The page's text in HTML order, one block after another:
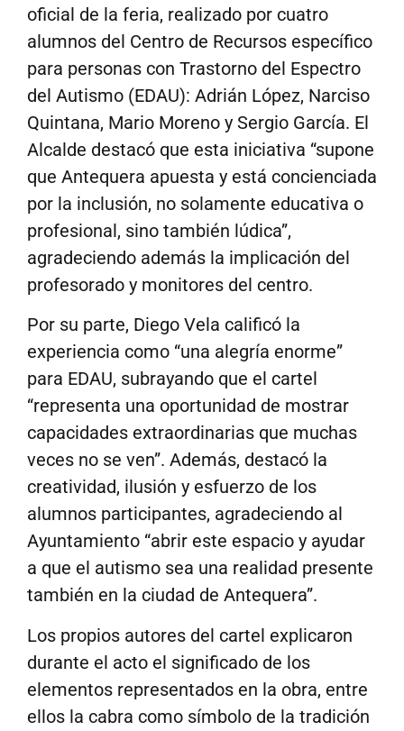
oficial de la feria, realizado por cuatro
alumnos del Centro de Recursos específico
para personas con Trastorno del Espectro
del Autismo (EDAU): Adrián López, Narciso
Quintana, Mario Moreno y Sergio García. El
Alcalde destacó que esta iniciativa “supone
que Antequera apuesta y está concienciada
por la inclusión, no solamente educativa o
profesional, sino también lúdica”,
agradeciendo además la implicación del
profesorado y monitores del centro.
Por su parte, Diego Vela calificó la
experiencia como “una alegría enorme”
para EDAU, subrayando que el cartel
“representa una oportunidad de mostrar
capacidades extraordinarias que muchas
veces no se ven”. Además, destacó la
creatividad, ilusión y esfuerzo de los
alumnos participantes, agradeciendo al
Ayuntamiento “abrir este espacio y ayudar
a que el autismo sea una realidad presente
también en la ciudad de Antequera”.
Los propios autores del cartel explicaron
durante el acto el significado de los
elementos representados en la obra, entre
ellos la cabra como símbolo de la tradición